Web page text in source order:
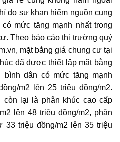
do sự khan hiếm nguồn cung
mức tăng mạnh nhất trong
Theo báo cáo thị trường quý
mặt bằng giá chung cư tại
đã được thiết lập mặt bằng
bình dân có mức tăng mạnh
m2 lên 25 triệu đồng/m2.
còn lại là phân khúc cao cấp
lên 48 triệu đồng/m2, phân
33 triệu đồng/m2 lên 35 triệu